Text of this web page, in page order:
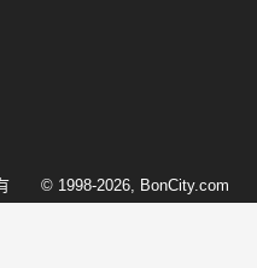
© 1998-2026, BonCity.com